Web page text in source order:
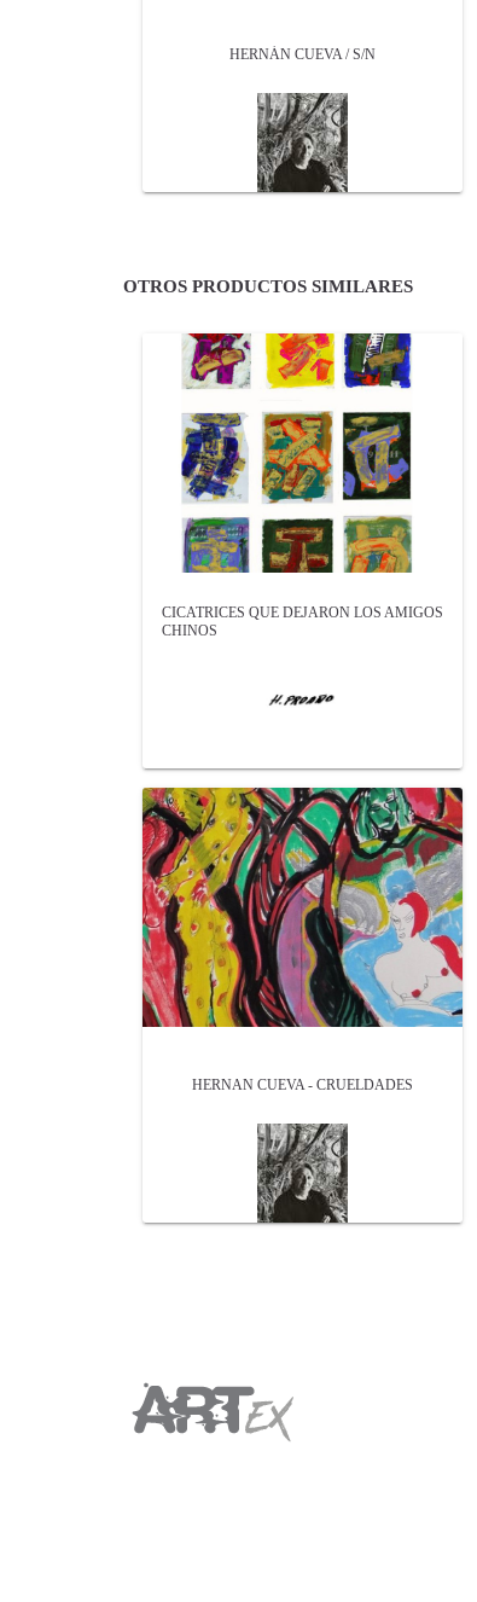
HERNÁN CUEVA / S/N
OTROS PRODUCTOS SIMILARES
CICATRICES QUE DEJARON LOS AMIGOS
CHINOS
HERNAN CUEVA - CRUELDADES